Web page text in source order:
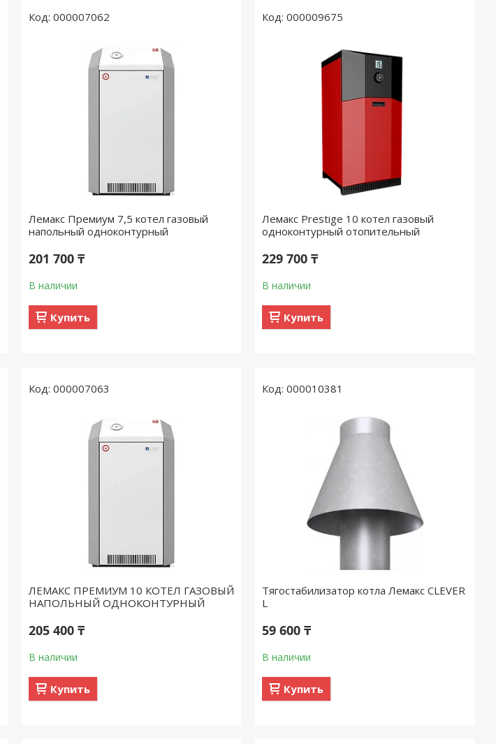
000007062
Лемакс Премиум 7,5 котел газовый
напольный одноконтурный
201 700 ₸
В наличии
Купить
000009675
Лемакс Prestige 10 котел газовый
одноконтурный отопительный
229 700 ₸
В наличии
Купить
000007063
ЛЕМАКС ПРЕМИУМ 10 КОТЕЛ ГАЗОВЫЙ
НАПОЛЬНЫЙ ОДНОКОНТУРНЫЙ
205 400 ₸
В наличии
Купить
000010381
Тягостабилизатор котла Лемакс CLEVER
L
59 600 ₸
В наличии
Купить